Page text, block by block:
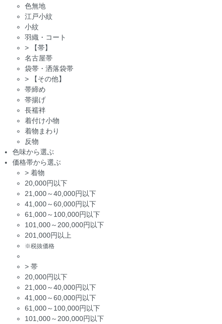
色無地
江戸小紋
小紋
羽織・コート
>
【帯】
名古屋帯
袋帯・洒落袋帯
>
【その他】
帯締め
帯揚げ
長襦袢
着付け小物
着物まわり
反物
色味から選ぶ
価格帯から選ぶ
> 着物
20,000円以下
21,000～40,000円以下
41,000～60,000円以下
61,000～100,000円以下
101,000～200,000円以下
201,000円以上
※税抜価格
> 帯
20,000円以下
21,000～40,000円以下
41,000～60,000円以下
61,000～100,000円以下
101,000～200,000円以下